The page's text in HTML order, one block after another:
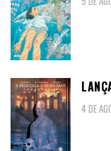
4 DE